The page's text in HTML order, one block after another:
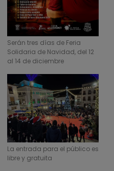
Serán tres días de Feria
Solidaria de Navidad, del 12
al 14 de diciembre
La entrada para el público es
libre y gratuita